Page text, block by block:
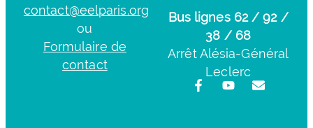
contact@eelparis.org
ou
Formulaire de
contact
Bus lignes 62 / 92 /
38 / 68
Arrêt Alésia-Général
Leclerc